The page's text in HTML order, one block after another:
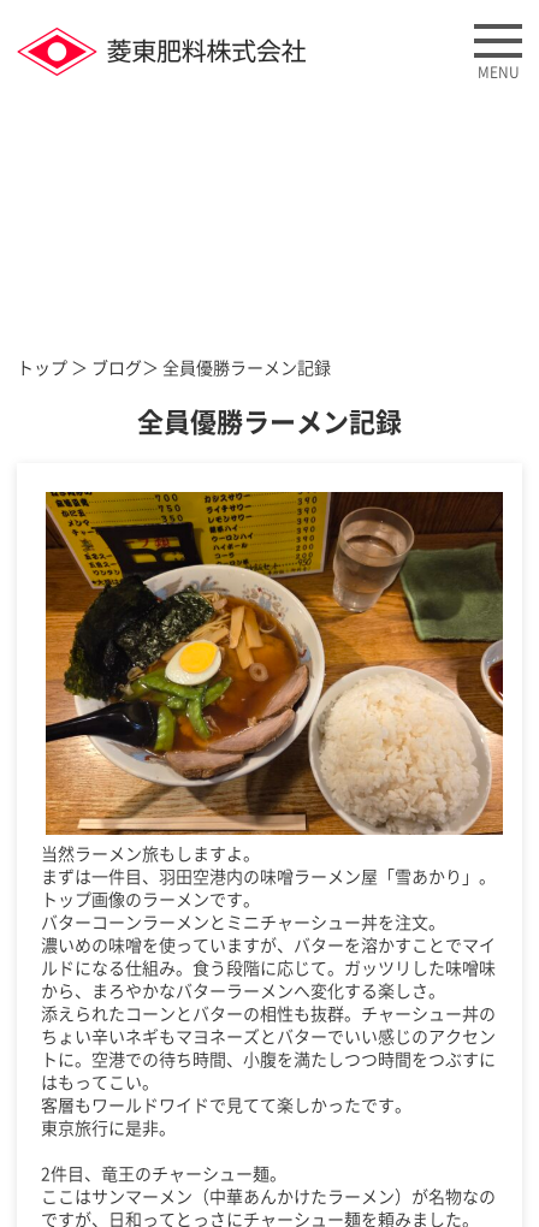
MENU
トップ ＞ ブログ＞ 全員優勝ラーメン記録
全員優勝ラーメン記録
当然ラーメン旅もしますよ。
まずは一件目、羽田空港内の味噌ラーメン屋「雪あかり」。
トップ画像のラーメンです。
バターコーンラーメンとミニチャーシュー丼を注文。
濃いめの味噌を使っていますが、バターを溶かすことでマイ
ルドになる仕組み。食う段階に応じて。ガッツリした味噌味
から、まろやかなバターラーメンへ変化する楽しさ。
添えられたコーンとバターの相性も抜群。チャーシュー丼の
ちょい辛いネギもマヨネーズとバターでいい感じのアクセン
トに。空港での待ち時間、小腹を満たしつつ時間をつぶすに
はもってこい。
客層もワールドワイドで見てて楽しかったです。
東京旅行に是非。
2件目、竜王のチャーシュー麺。
ここはサンマーメン（中華あんかけたラーメン）が名物なの
ですが、日和ってとっさにチャーシュー麺を頼みました。